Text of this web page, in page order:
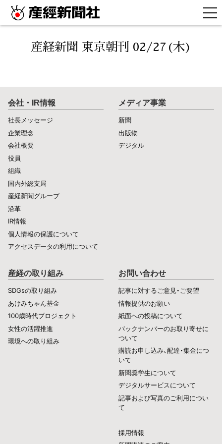
産経新聞 東京朝刊 02/27(木)
会社・IR情報
社長メッセージ
企業理念
会社概要
役員
組織
国内外総支局
産経新聞グループ
沿革
IR情報
個人情報の保護について
アクセスデータの利用について
メディア事業
新聞
出版物
デジタル
産経の取り組み
SDGsの取り組み
あけみちゃん基金
100歳時代プロジェクト
女性の活躍推進
環境への取り組み
お問い合わせ
記事に対するご意見・ご要望
情報提供のお願い
紙面への投稿について
バックナンバーのお取り寄せに
ついて
購読お申し込み、配達・集金につ
いて
新聞奨学生について
デジタルサービスについて
記事および写真のご利用につい
て
採用情報